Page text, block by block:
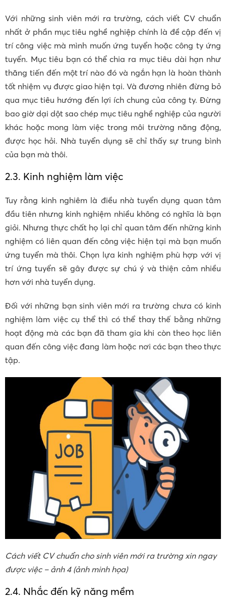
Với những sinh viên mới ra trường, cách viết CV chuẩn
nhất ở phần mục tiêu nghề nghiệp chính là đề cập đến vị
trí công việc mà mình muốn ứng tuyển hoặc công ty ứng
tuyển. Mục tiêu bạn có thể chia ra mục tiêu dài hạn như
thăng tiến đến một trí nào đó và ngắn hạn là hoàn thành
tốt nhiệm vụ được giao hiện tại. Và đương nhiên đừng bỏ
qua mục tiêu hướng đến lợi ích chung của công ty. Đừng
bao giờ dại dột sao chép mục tiêu nghề nghiệp của người
khác hoặc mong làm việc trong môi trường năng động,
được học hỏi. Nhà tuyển dụng sẽ chỉ thấy sự trung bình
của bạn mà thôi.
2.3. Kinh nghiệm làm việc
Tuy rằng kinh nghiêm là điều nhà tuyển dụng quan tâm
đầu tiên nhưng kinh nghiệm nhiều không có nghĩa là bạn
giỏi. Nhưng thực chất họ lại chỉ quan tâm đến những kinh
nghiệm có liên quan đến công việc hiện tại mà bạn muốn
ứng tuyển mà thôi. Chọn lựa kinh nghiệm phù hợp với vị
trí ứng tuyển sẽ gây được sự chú ý và thiện cảm nhiều
hơn với nhà tuyển dụng.
Đối với những bạn sinh viên mới ra trường chưa có kinh
nghiệm làm việc cụ thể thì có thể thay thế bằng những
hoạt động mà các bạn đã tham gia khi còn theo học liên
quan đến công việc đang làm hoặc nơi các bạn theo thực
tập.
Cách viết CV chuẩn cho sinh viên mới ra trường xin ngay
được việc – ảnh 4 (ảnh minh họa)
2.4. Nhắc đến kỹ năng mềm